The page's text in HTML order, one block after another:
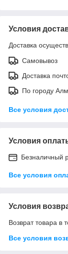
Условия
Доставка
Самовывоз
Доставка
По городу
Все условия
Условия
Безналичный
Все условия
Условия
Возврат товара в
Все условия